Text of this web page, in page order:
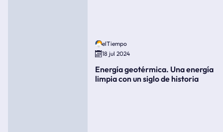
elTiempo
18 jul 2024
Energía geotérmica. Una energía
limpia con un siglo de historia